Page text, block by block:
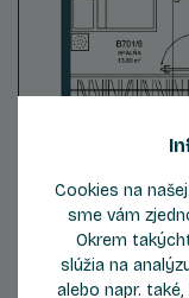
Cookies na
sme vám
Okrem
slúžia na
alebo napr.